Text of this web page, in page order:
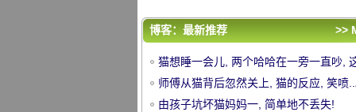
酸了！
评论排行
博客：最新推荐 >>
猫想睡一会儿, 两个哈哈在一旁一直吵,
个哈哈真不怕被杀.....。
师傅从猫背后忽然关上, 猫的反应, 笑喷
由孩子坑坏猫妈妈一, 简单地不丢失!